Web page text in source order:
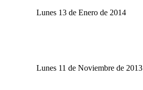
Lunes 13 de Enero de 2014
Lunes 11 de Noviembre de 2013